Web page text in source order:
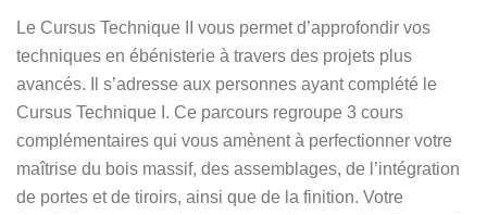
Le Cursus Technique II vous permet d’approfondir vos
techniques en ébénisterie à travers des projets plus
avancés. Il s’adresse aux personnes ayant complété le
Cursus Technique I. Ce parcours regroupe 3 cours
complémentaires qui vous amènent à perfectionner votre
maîtrise du bois massif, des assemblages, de l’intégration
de portes et de tiroirs, ainsi que de la finition. Votre